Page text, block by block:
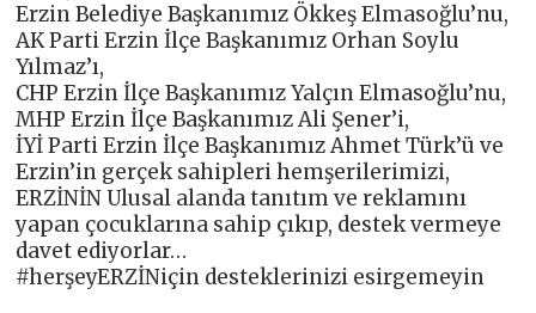
Erzin Belediye Başkanımız Ökkeş Elmasoğlu’nu,
AK Parti Erzin İlçe Başkanımız Orhan Soylu
Yılmaz’ı,
CHP Erzin İlçe Başkanımız Yalçın Elmasoğlu’nu,
MHP Erzin İlçe Başkanımız Ali Şener’i,
İYİ Parti Erzin İlçe Başkanımız Ahmet Türk’ü ve
Erzin’in gerçek sahipleri hemşerilerimizi,
ERZİNİN Ulusal alanda tanıtım ve reklamını
yapan çocuklarına sahip çıkıp, destek vermeye
davet ediyorlar…
#herşeyERZİNiçin desteklerinizi esirgemeyin